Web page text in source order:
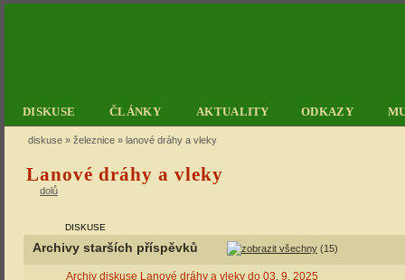
DISKUSE ČLÁNKY AKTUALITY ODKAZY
diskuse » železnice » lanové dráhy a vleky
Lanové dráhy a vleky
dolů
DISKUSE
Archivy starších příspěvků (15)
Archiv diskuse Lanové dráhy a vleky do 03. 9. 2025